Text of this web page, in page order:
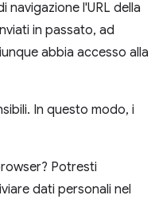
navigazione l'URL della
in passato, ad
abbia accesso alla
In questo modo, i
Potresti
dati personali nel